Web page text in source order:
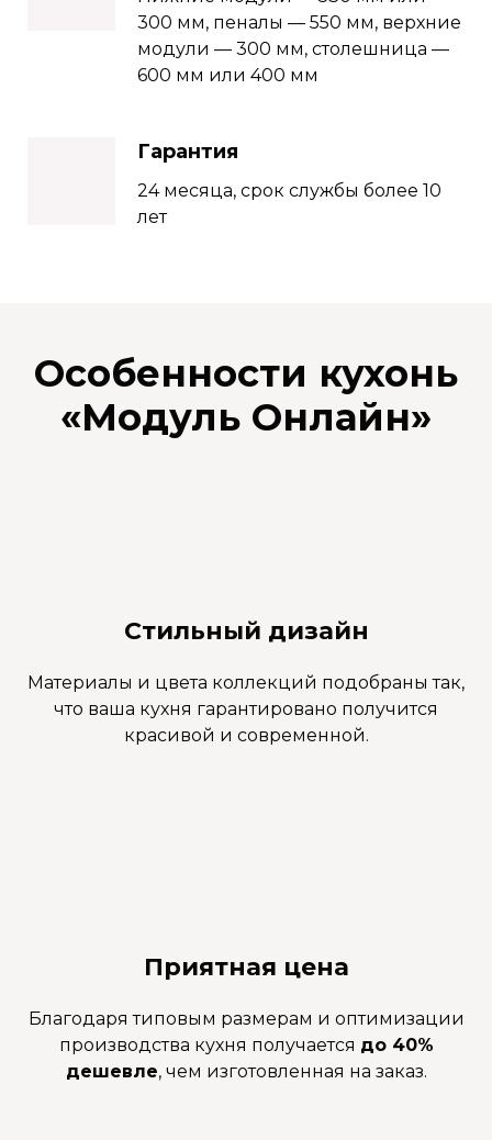
300 мм, пеналы — 550 мм, верхние
модули — 300 мм, столешница —
600 мм или 400 мм
Гарантия
24 месяца, срок службы более 10
лет
Особенности кухонь
«Модуль Онлайн»
Стильный дизайн
Материалы и цвета коллекций подобраны так,
что ваша кухня гарантировано получится
красивой и современной.
Приятная цена
Благодаря типовым размерам и оптимизации
производства кухня получается до 40%
дешевле, чем изготовленная на заказ.